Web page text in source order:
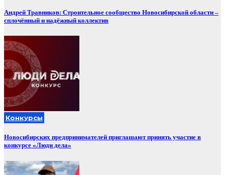
Андрей Травников: Строительное сообщество Новосибирской области –
сплочённый и надёжный коллектив
Конкурсы
Новосибирских предпринимателей приглашают принять участие в
конкурсе «Люди дела»